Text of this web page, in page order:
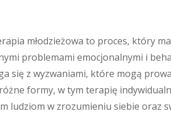
młodzieżowa to proces, który
problemami emocjonalnymi i
się z wyzwaniami, które mogą
formy, w tym terapię
ludziom w zrozumieniu siebie oraz